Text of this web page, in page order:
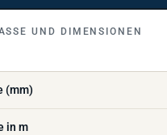
UND DIMENSIONEN
(mm)
in m